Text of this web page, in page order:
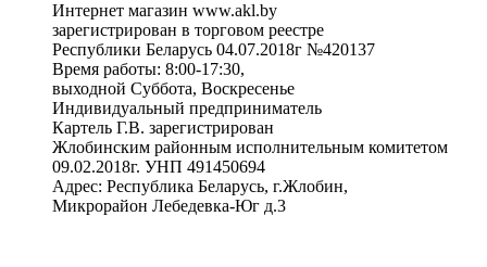
Интернет магазин www.akl.by
зарегистрирован в торговом реестре
Республики Беларусь 04.07.2018г №420137
Время работы: 8:00-17:30,
выходной Суббота, Воскресенье
Индивидуальный предприниматель
Картель Г.В. зарегистрирован
Жлобинским районным исполнительным комитетом
09.02.2018г. УНП 491450694
Адрес: Республика Беларусь, г.Жлобин,
Микрорайон Лебедевка-Юг д.3